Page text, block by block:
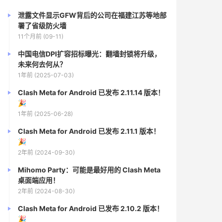
泄露文件显示GFW背后的公司在福建江苏等地部
署了省级防火墙
11个月前 (09-11)
中国电信DPI扩容招标曝光：翻墙封锁将升级，
未来何去何从？
1年前 (2025-07-03)
Clash Meta for Android 已发布 2.11.14 版本！
🎉
1年前 (2025-06-28)
Clash Meta for Android 已发布 2.11.1 版本！
🎉
2年前 (2024-09-30)
Mihomo Party：可能是最好用的 Clash Meta
桌面端应用！
2年前 (2024-08-30)
Clash Meta for Android 已发布 2.10.2 版本！
🎉